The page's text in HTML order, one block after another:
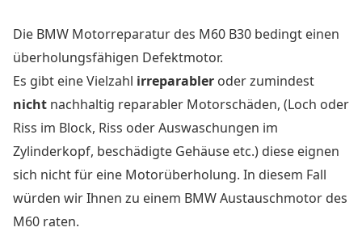
Die BMW Motorreparatur des M60 B30 bedingt einen
überholungsfähigen Defektmotor.
Es gibt eine Vielzahl irreparabler oder zumindest
nicht nachhaltig reparabler Motorschäden, (Loch oder
Riss im Block, Riss oder Auswaschungen im
Zylinderkopf, beschädigte Gehäuse etc.) diese eignen
sich nicht für eine Motorüberholung. In diesem Fall
würden wir Ihnen zu einem BMW Austauschmotor des
M60 raten.